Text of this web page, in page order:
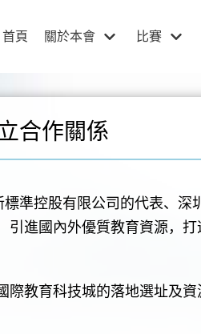
首頁 關於本會 比賽
合作關係
控股有限公司的代表、深
引進國內外優質教育資源，
教育科技城的落地選址及資